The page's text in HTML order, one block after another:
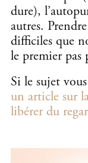
dure),
autres.
difficiles que
le premier pas
Si le sujet
un article sur
libérer du